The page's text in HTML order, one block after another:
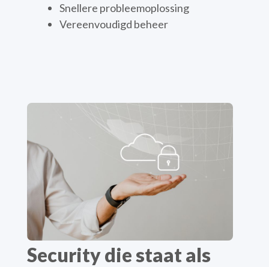
Snellere probleemoplossing
Vereenvoudigd beheer
Security die staat als